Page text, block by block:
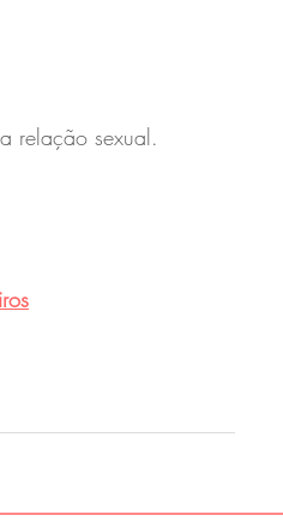
relação sexual.